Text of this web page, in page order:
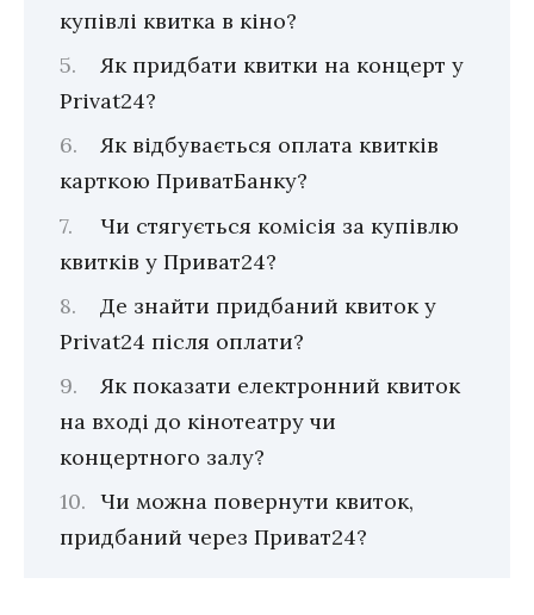
купівлі квитка в кіно?
Як придбати квитки на концерт у
Privat24?
Як відбувається оплата квитків
карткою ПриватБанку?
Чи стягується комісія за купівлю
квитків у Приват24?
Де знайти придбаний квиток у
Privat24 після оплати?
Як показати електронний квиток
на вході до кінотеатру чи
концертного залу?
Чи можна повернути квиток,
придбаний через Приват24?